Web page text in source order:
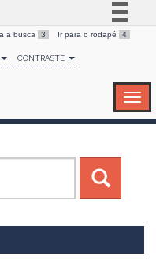
Simplifique!
Comunica BR
Canais
a busca 3 Ir para o rodapé 4
CONTRASTE